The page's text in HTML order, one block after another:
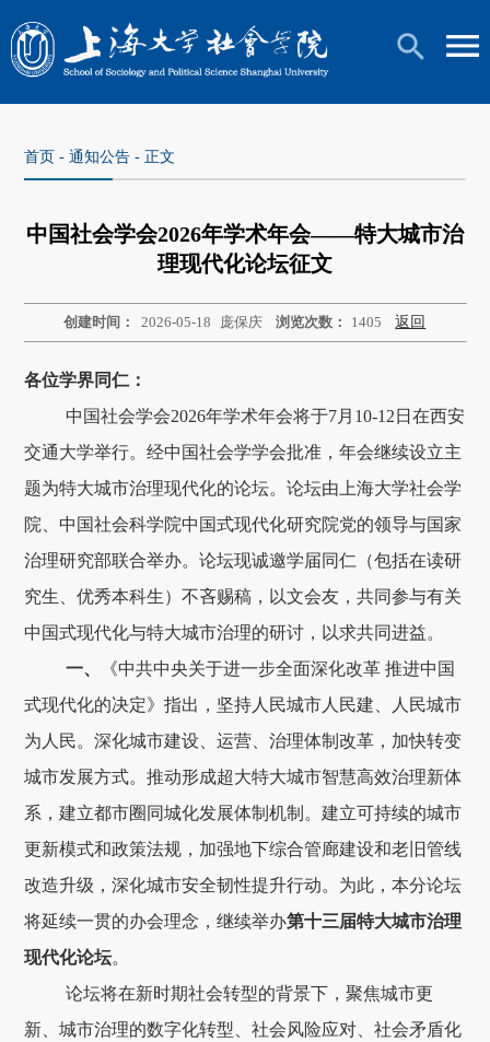
首页 -通知公告 - 正文
中国社会学会2026年学术年会——特大城市治
理现代化论坛征文
创建时间：2026-05-18 庞保庆 浏览次数： 1405 返回
各位学界同仁：
中国社会学会2026年学术年会将于7月10-12日在西安
交通大学举行。经中国社会学学会批准，年会继续设立主
题为特大城市治理现代化的论坛。论坛由上海大学社会学
院、中国社会科学院中国式现代化研究院党的领导与国家
治理研究部联合举办。论坛现诚邀学届同仁（包括在读研
究生、优秀本科生）不吝赐稿，以文会友，共同参与有关
中国式现代化与特大城市治理的研讨，以求共同进益。
一、
《中共中央关于进一步全面深化改革 推进中国
式现代化的决定》指出，坚持人民城市人民建、人民城市
为人民。深化城市建设、运营、治理体制改革，加快转变
城市发展方式。推动形成超大特大城市智慧高效治理新体
系，建立都市圈同城化发展体制机制。建立可持续的城市
更新模式和政策法规，加强地下综合管廊建设和老旧管线
改造升级，深化城市安全韧性提升行动。为此，本分论坛
将延续一贯的办会理念，继续举办第十三届特大城市治理
现代化论坛。
论坛将在新时期社会转型的背景下，聚焦城市更
新、城市治理的数字化转型、社会风险应对、社会矛盾化